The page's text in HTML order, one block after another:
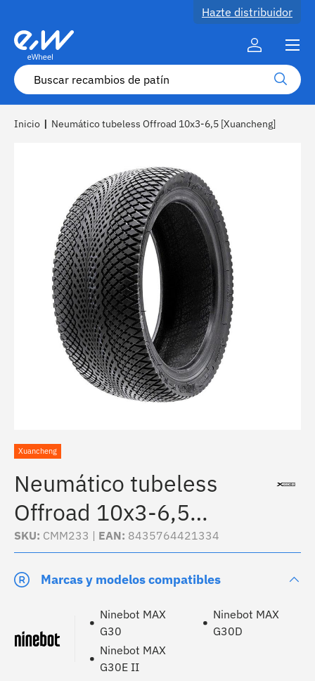
Ir al contenido
Hazte distribuidor
Buscar Buscar
Cuenta
Menú
Inicio | Neumático tubeless Offroad 10x3-6,5 [Xuancheng]
Xuancheng
Neumático tubeless
Offroad 10x3-6,5
[Xuancheng]
SKU: CMM233 | EAN: 8435764421334
Marcas y modelos compatibles
Ninebot MAX
G30
Ninebot MAX
G30E II
Ninebot MAX
G30D